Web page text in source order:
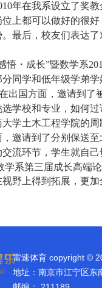
年在我系设立了奖
位上都可以做好的很
。最后，校友们表达
悟・成长”暨数学系
分同学和低年级学弟学
出国方面，邀请到了
选学校和专业，如何
大学土木工程学院的
，邀请到了分别保送
流环节，学生就自己
学系第三届成长高端
野上得到拓展，更
雷速体育 copyright ©
地址：南京市江宁区东